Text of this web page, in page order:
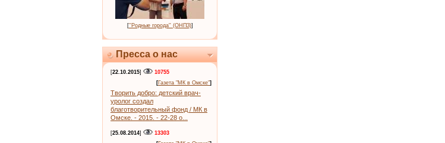
[''Родные города'' (ОНПЗ)]
Пресса о нас
[22.10.2015]
10755
[Газета "МК в Омске"]
Творить добро: детский врач-
уролог создал
благотворительный фонд / МК в
Омске. - 2015. - 22-28 о...
[25.08.2014]
13303